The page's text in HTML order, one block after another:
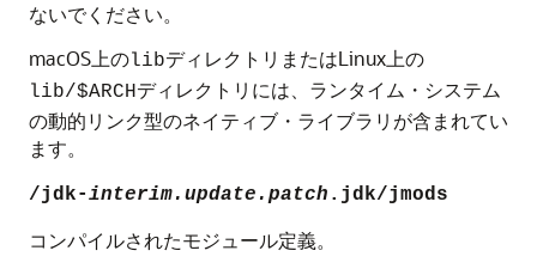
ないでください。
macOS上のlibディレクトリまたはLinux上の
lib/$ARCHディレクトリには、ランタイム・システム
の動的リンク型のネイティブ・ライブラリが含まれてい
ます。
/jdk-interim.update.patch .jdk/jmods
コンパイルされたモジュール定義。